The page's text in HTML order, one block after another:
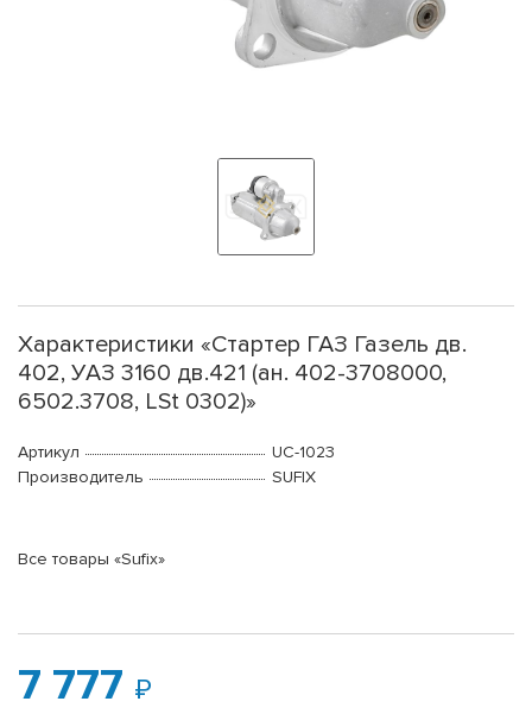
Характеристики «Стартер ГАЗ Газель дв.
402, УАЗ 3160 дв.421 (ан. 402-3708000,
6502.3708, LSt 0302)»
Артикул
UC-1023
Производитель
SUFIX
Все товары «Sufix»
7 777